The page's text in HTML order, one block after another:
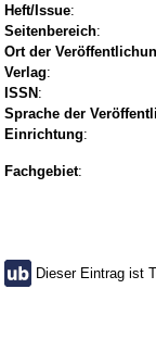
Heft/Issue:
Seitenbereich:
Ort der
Verlag:
ISSN :
Sprache der
Einrichtung:
Fachgebiet:
Dieser Eintrag ist